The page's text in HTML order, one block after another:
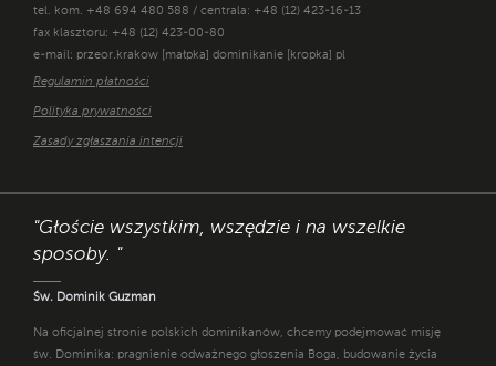
tel. kom. +48 694 480 588 / centrala: +48 (12) 423-16-13
fax klasztoru: +48 (12) 423-00-80
e-mail: przeor.krakow [małpka] dominikanie [kropka] pl
Regulamin płatności
Polityka prywatności
Zasady zgłaszania intencji
"Głoście wszystkim, wszędzie i na wszelkie
sposoby. "
Św. Dominik Guzman
Na oficjalnej stronie polskich dominikanów, chcemy podejmować misję
św. Dominika: pragnienie odważnego głoszenia Boga, budowanie życia